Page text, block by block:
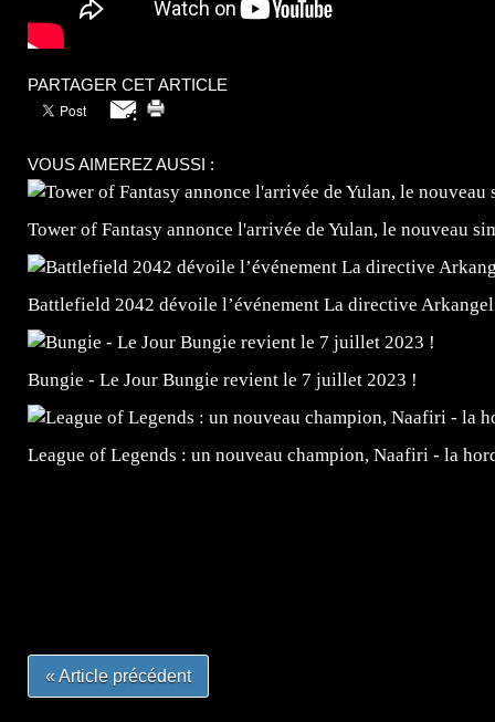
PARTAGER CET ARTICLE
VOUS AIMEREZ AUSSI :
Tower of Fantasy annonce l'arrivée de Yulan, le nouveau
Battlefield 2042 dévoile l’événement La directive Arkangel
Bungie - Le Jour Bungie revient le 7 juillet 2023 !
League of Legends : un nouveau champion, Naafiri - la
« Article précédent